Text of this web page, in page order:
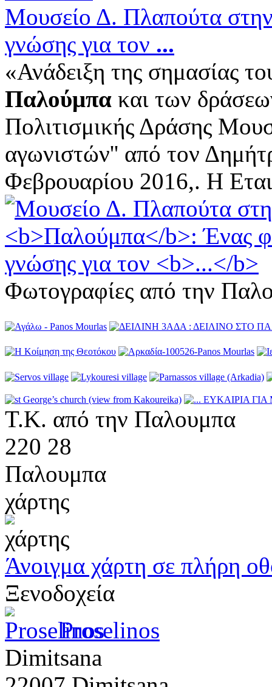
Μουσείο Δ. Πλαπούτα
γνώσης για τον ...
«Ανάδειξη της σημασίας
Παλούμπα και των
Πολιτισμικής Δράσης
αγωνιστών'' από τον
Φεβρουαρίου 2016,. Η
Φωτογραφίες από την
Τ.Κ. από την Παλουμπα
220 28
Παλουμπα
χάρτης
Άνοιγμα χάρτη σε πλήρη
Ξενοδοχεία
Proselinos
Dimitsana